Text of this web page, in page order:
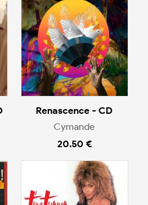
Renascence - CD
Cymande
20.50 €